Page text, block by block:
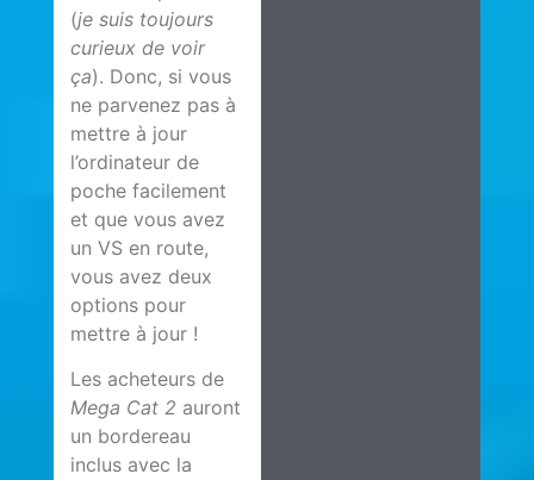
(je suis toujours
curieux de voir
ça). Donc, si vous
ne parvenez pas à
mettre à jour
l’ordinateur de
poche facilement
et que vous avez
un VS en route,
vous avez deux
options pour
mettre à jour !
Les acheteurs de
Mega Cat 2 auront
un bordereau
inclus avec la